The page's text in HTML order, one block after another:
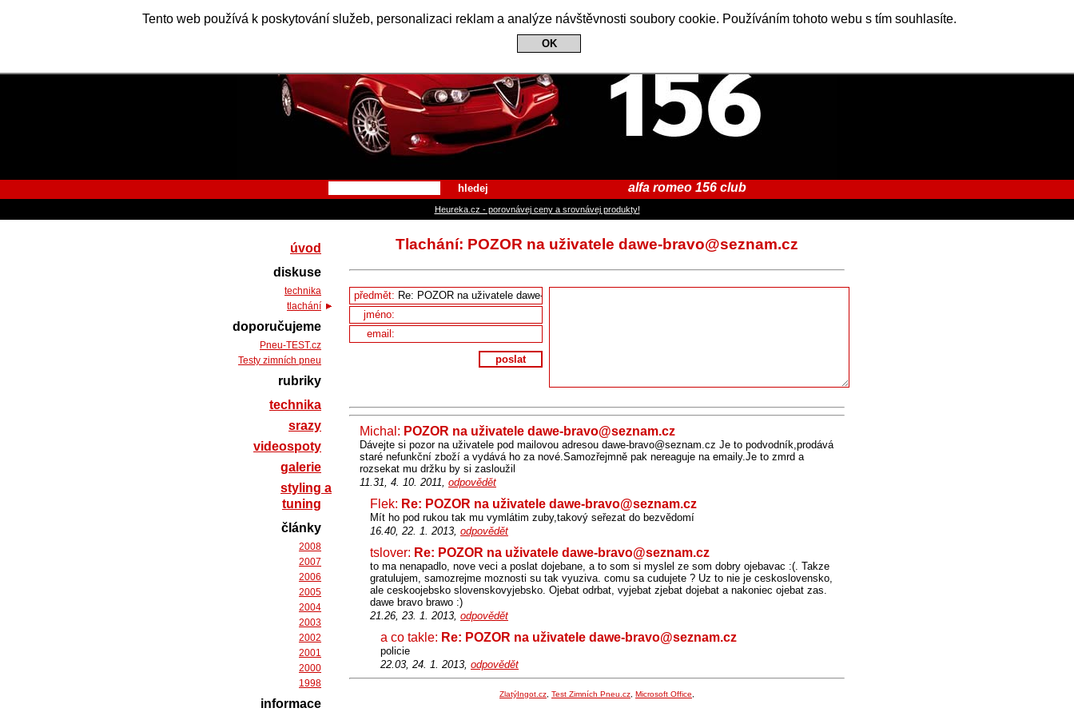
Tento web používá k poskytování služeb, personalizaci reklam a analýze návštěvnosti soubory cookie. Používáním tohoto webu s tím souhlasíte.
OK
Alfa Romeo 156 Club
hledej alfa romeo 156 club
Heureka.cz - porovnávej ceny a srovnávej produkty!
Tlachání: POZOR na uživatele dawe-bravo@seznam.cz
předmět:
jméno:
email:
poslat
Michal: POZOR na uživatele dawe-bravo@seznam.cz
Dávejte si pozor na uživatele pod mailovou adresou dawe-bravo@seznam.cz Je to podvodník,prodává
staré nefunkční zboží a vydává ho za nové.Samozřejmně pak nereaguje na emaily.Je to zmrd a
rozsekat mu držku by si zasloužil
11.31, 4. 10. 2011, odpovědět
Flek: Re: POZOR na uživatele dawe-bravo@seznam.cz
Mít ho pod rukou tak mu vymlátim zuby,takový seřezat do bezvědomí
16.40, 22. 1. 2013, odpovědět
tslover: Re: POZOR na uživatele dawe-bravo@seznam.cz
to ma nenapadlo, nove veci a poslat dojebane, a to som si myslel ze som dobry ojebavac :(. Takze
gratulujem, samozrejme moznosti su tak vyuziva. comu sa cudujete ? Uz to nie je ceskoslovensko,
ale ceskoojebsko slovenskovyjebsko. Ojebat odrbat, vyjebat zjebat dojebat a nakoniec ojebat zas.
dawe bravo brawo :)
21.26, 23. 1. 2013, odpovědět
a co takle: Re: POZOR na uživatele dawe-bravo@seznam.cz
policie
22.03, 24. 1. 2013, odpovědět
ZlatýIngot.cz Test Zimních Pneu.cz Microsoft Office
úvod
diskuse
technika
tlachání
doporučujeme
Pneu-TEST.cz
Testy zimních pneu
rubriky
technika
srazy
videospoty
galerie
styling a
tuning
články
2008
2007
2006
2005
2004
2003
2002
2001
2000
1998
informace